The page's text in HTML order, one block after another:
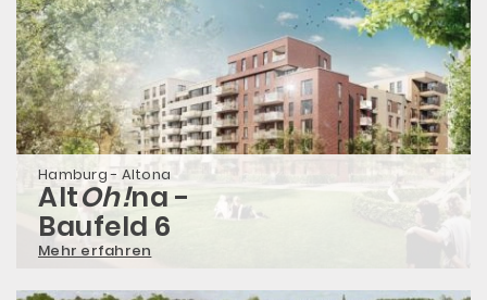
Hamburg - Altona
AltOh!na -
Baufeld 6
Mehr erfahren